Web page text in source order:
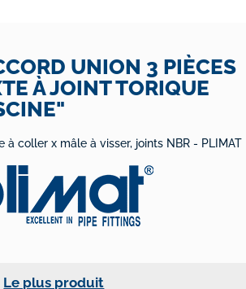
UNION 3 PIÈCES
À JOINT TORIQUE
à coller x mâle à visser, joints NBR - PLIMAT
Le plus produit